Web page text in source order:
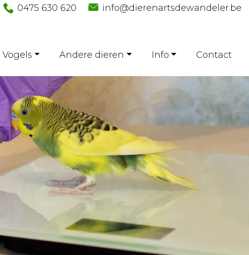
info@dierenartsdewandeler.be
0475 630 620
Vogels Andere dieren Info Contact